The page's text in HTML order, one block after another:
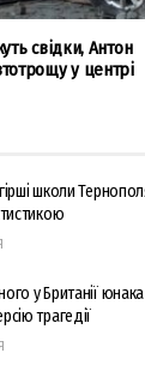
свідки, Антон
у центрі
школи
у Британії
трагедії